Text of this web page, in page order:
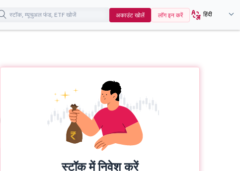
अकाउंट खोलें लॉग इन करें हिंदी
स्टॉक में निवेश करें